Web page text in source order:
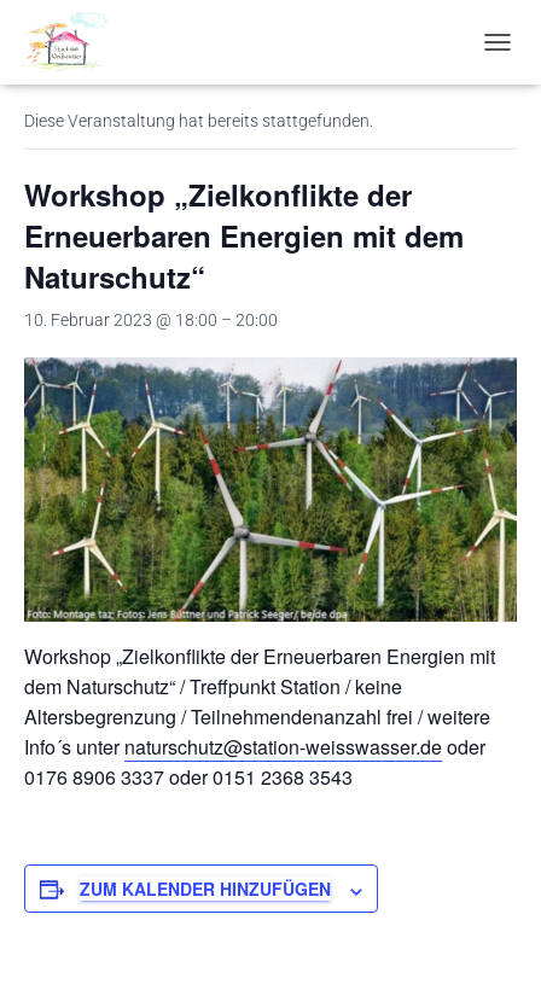
A
G
C
H
A
L
T
E
N
« Alle Veranstaltungen
Diese Veranstaltung hat bereits stattgefunden.
Workshop „Zielkonflikte der
Erneuerbaren Energien mit dem
Naturschutz“
10. Februar 2023 @ 18:00 – 20:00
Workshop „Zielkonflikte der Erneuerbaren Energien mit
dem Naturschutz“ / Treffpunkt Station / keine
Altersbegrenzung / Teilnehmendenanzahl frei / weitere
Info´s unternaturschutz@station-weisswasser.deoder
0176 8906 3337 oder 0151 2368 3543
ZUM KALENDER HINZUFÜGEN